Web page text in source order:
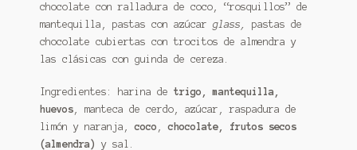
chocolate con ralladura de coco, “rosquillos” de
mantequilla, pastas con azúcar glass,
pastas de
chocolate cubiertas con trocitos de almendra y
las clásicas con guinda de cereza.
Ingredientes: harina de trigo, mantequilla,
huevos, manteca de cerdo, azúcar, raspadura de
limón y naranja,coco ,chocolate, frutos secos
(almendra)
y sal.